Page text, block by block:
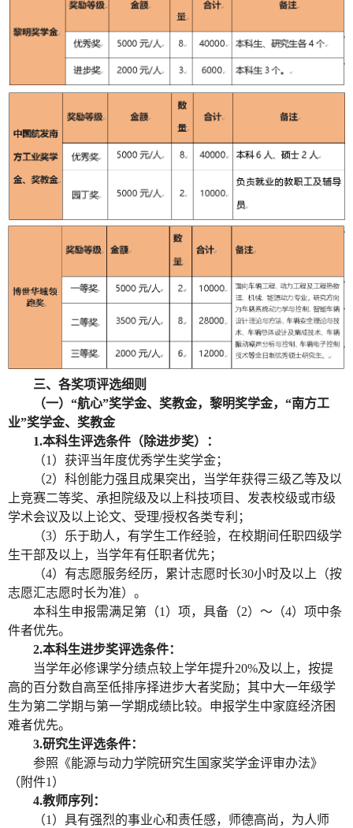
三、各奖项评选细则
（一）“航心”奖学金、奖教金，黎明奖学金，“南方工
业”奖学金、奖教金
1.本科生评选条件（除进步奖）：
（1 ）获评当年度优秀学生奖学金；
（2）科创能力强且成果突出，当学年获得三级乙等及以
上竞赛二等奖、承担院级及以上科技项目、发表校级或市级
学术会议及以上论文、受理/授权各类专利；
（3）乐于助人，有学生工作经验，在校期间任职四级学
生干部及以上，当学年有任职者优先；
（4）有志愿服务经历，累计志愿时长30小时及以上（按
志愿汇志愿时长为准）。
本科生申报需满足第（1 ）项，具备（2）～（4）项中条
件者优先。
2.本科生进步奖评选条件：
当学年必修课学分绩点较上学年提升20%及以上，按提
高的百分数自高至低排序择进步大者奖励；其中大一年级学
生为第二学期与第一学期成绩比较。申报学生中家庭经济困
难者优先。
3.研究生评选条件：
参照《能源与动力学院研究生国家奖学金评审办法》
（附件1 ）
4.教师序列：
（1）具有强烈的事业心和责任感，师德高尚，为人师